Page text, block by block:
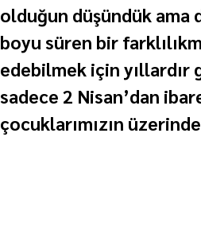
olduğun düşündük ama
boyu süren bir
edebilmek için
sadece 2 Nisan’dan
çocuklarımızın